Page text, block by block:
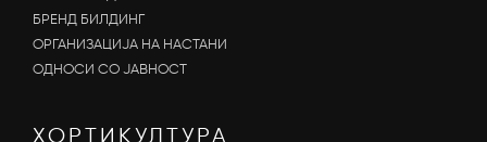
БРЕНД БИЛДИНГ
ОРГАНИЗАЦИЈА НА НАСТАНИ
OДНОСИ СО ЈАВНОСТ
ХОРТИКУЛТУРА